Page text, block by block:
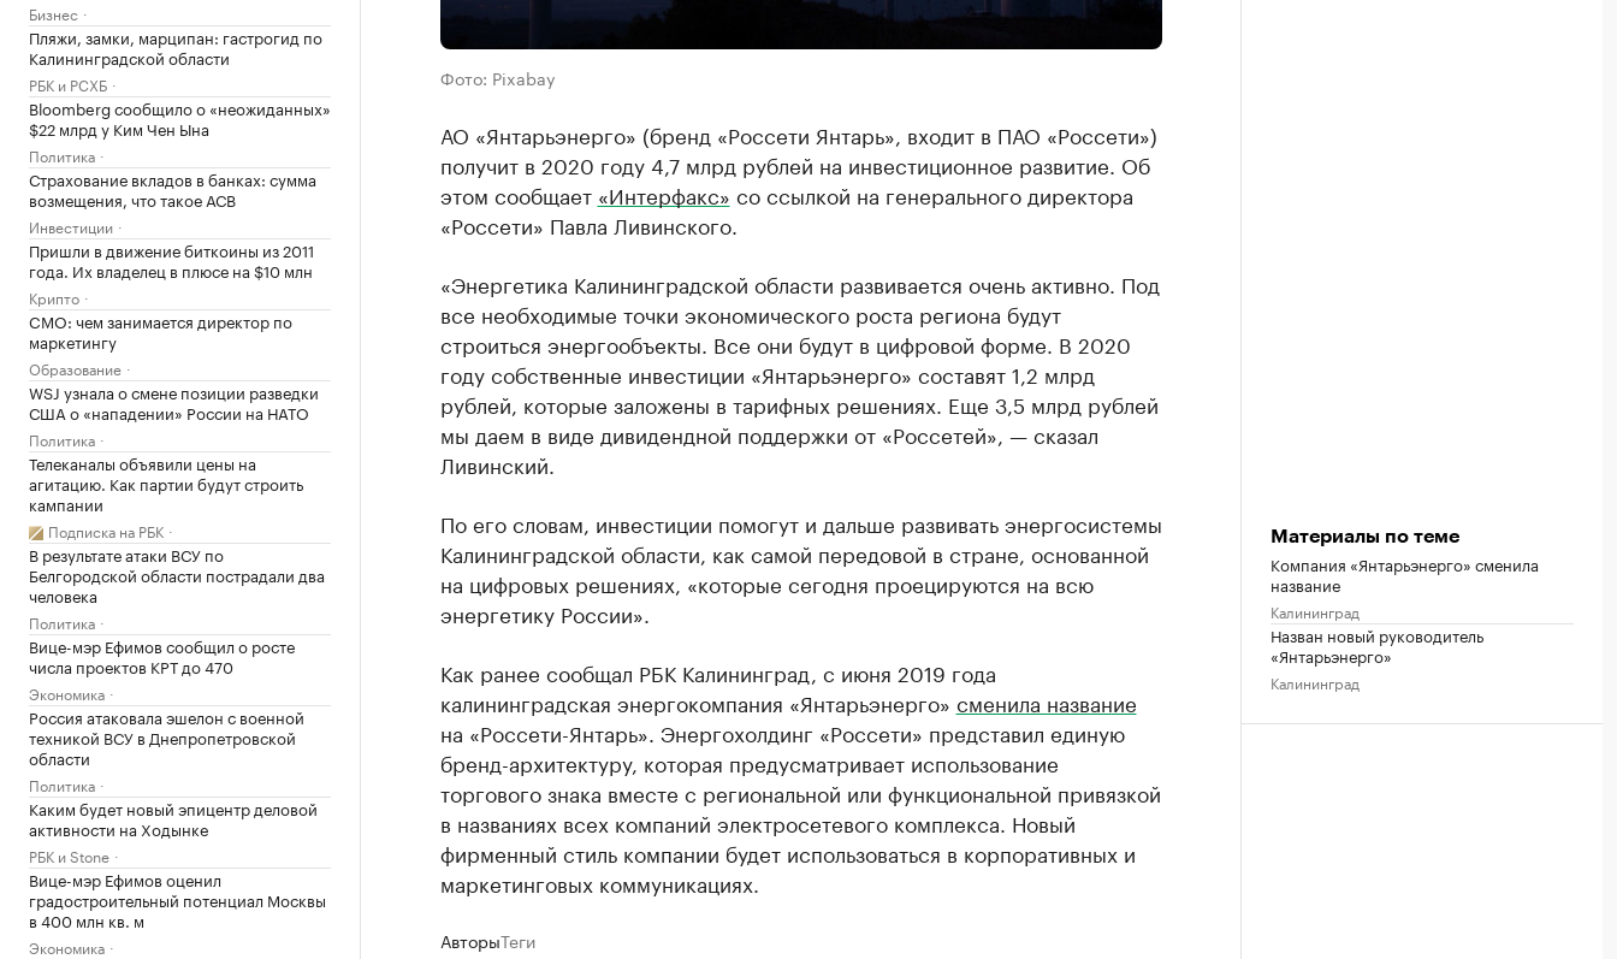
Бизнес
Пляжи, замки, марципан: гастрогид по
Калининградской области
РБК и РСХБ
Bloomberg сообщило о «неожиданных»
$22 млрд у Ким Чен Ына
Политика
Страхование вкладов в банках: сумма
возмещения, что такое АСВ
Инвестиции
Пришли в движение биткоины из 2011
года. Их владелец в плюсе на $10 млн
Крипто
CMO: чем занимается директор по
маркетингу
Образование
WSJ узнала о смене позиции разведки
США о «нападении» России на НАТО
Политика
Телеканалы объявили цены на
агитацию. Как партии будут строить
кампании
Подписка на РБК
В результате атаки ВСУ по
Белгородской области пострадали два
человека
Политика
Вице-мэр Ефимов сообщил о росте
числа проектов КРТ до 470
Экономика
Россия атаковала эшелон с военной
техникой ВСУ в Днепропетровской
области
Политика
Каким будет новый эпицентр деловой
активности на Ходынке
РБК и Stone
Вице-мэр Ефимов оценил
градостроительный потенциал Москвы
в 400 млн кв. м
Экономика
Фото: Pixabay
АО «Янтарьэнерго» (бренд «Россети Янтарь», входит в ПАО «Россети»)
получит в 2020 году 4,7 млрд рублей на инвестиционное развитие. Об
этом сообщает «Интерфакс» со ссылкой на генерального директора
«Россети» Павла Ливинского.
«Энергетика Калининградской области развивается очень активно. Под
все необходимые точки экономического роста региона будут
строиться энергообъекты. Все они будут в цифровой форме. В 2020
году собственные инвестиции «Янтарьэнерго» составят 1,2 млрд
рублей, которые заложены в тарифных решениях. Еще 3,5 млрд рублей
мы даем в виде дивидендной поддержки от «Россетей», — сказал
Ливинский.
По его словам, инвестиции помогут и дальше развивать энергосистемы
Калининградской области, как самой передовой в стране, основанной
на цифровых решениях, «которые сегодня проецируются на всю
энергетику России».
Как ранее сообщал РБК Калининград, с июня 2019 года
калининградская энергокомпания «Янтарьэнерго» сменила название
на «Россети-Янтарь». Энергохолдинг «Россети» представил единую
бренд-архитектуру, которая предусматривает использование
торгового знака вместе с региональной или функциональной привязкой
в названиях всех компаний электросетевого комплекса. Новый
фирменный стиль компании будет использоваться в корпоративных и
маркетинговых коммуникациях.
АвторыТеги
Материалы по теме
Компания «Янтарьэнерго» сменила
название
Калининград
Назван новый руководитель
«Янтарьэнерго»
Калининград